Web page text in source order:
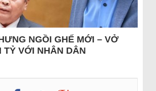
NGỒI GHẾ MỚI – VỞ
TỶ VỚI NHÂN DÂN